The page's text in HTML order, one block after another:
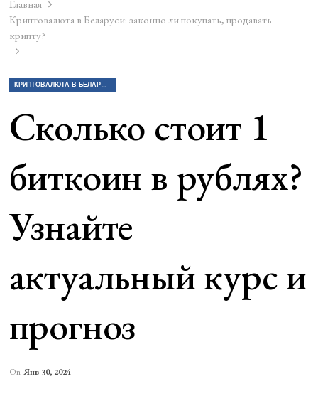
Главная
Криптовалюта в Беларуси: законно ли покупать, продавать
крипту?
КРИПТОВАЛЮТА В БЕЛАРУСИ: ЗАКОННО ЛИ ПОКУПАТЬ, ПРОДАВАТЬ КРИПТУ?
Сколько стоит 1
биткоин в рублях?
Узнайте
актуальный курс и
прогноз
On Янв 30, 2024